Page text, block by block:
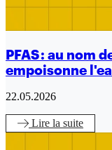
PFAS : au nom
empoisonne
22.05.2026
Lire la suite